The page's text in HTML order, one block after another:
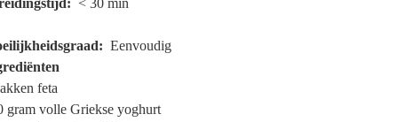
< 30 min
Eenvoudig
feta
gram volle Griekse yoghurt